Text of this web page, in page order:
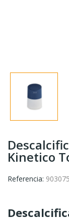
Kinetico
Referencia: 903075